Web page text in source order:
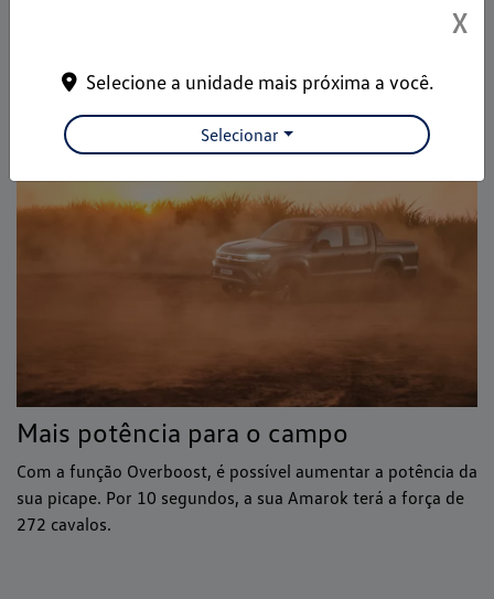
kgfm de torque, conjunto que faz da Nova Amarok a mais
Mais potência para o campo
Com a função Overboost, é possível aumentar a potência da
sua picape. Por 10 segundos, a sua Amarok terá a força de
272 cavalos.
X
Selecione a unidade mais próxima a você.
Selecionar